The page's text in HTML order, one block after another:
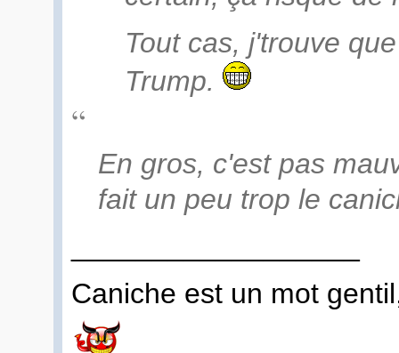
Tout cas, j'trouve
Trump.
En gros, c'est pas
fait un peu trop le
Caniche est un mot